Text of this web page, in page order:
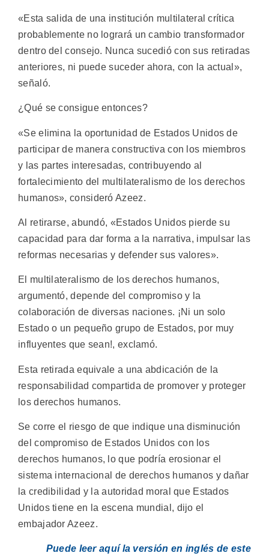
«Esta salida de una institución multilateral crítica
probablemente no logrará un cambio transformador
dentro del consejo. Nunca sucedió con sus retiradas
anteriores, ni puede suceder ahora, con la actual»,
señaló.
¿Qué se consigue entonces?
«Se elimina la oportunidad de Estados Unidos de
participar de manera constructiva con los miembros
y las partes interesadas, contribuyendo al
fortalecimiento del multilateralismo de los derechos
humanos», consideró Azeez.
Al retirarse, abundó, «Estados Unidos pierde su
capacidad para dar forma a la narrativa, impulsar las
reformas necesarias y defender sus valores».
El multilateralismo de los derechos humanos,
argumentó, depende del compromiso y la
colaboración de diversas naciones. ¡Ni un solo
Estado o un pequeño grupo de Estados, por muy
influyentes que sean!, exclamó.
Esta retirada equivale a una abdicación de la
responsabilidad compartida de promover y proteger
los derechos humanos.
Se corre el riesgo de que indique una disminución
del compromiso de Estados Unidos con los
derechos humanos, lo que podría erosionar el
sistema internacional de derechos humanos y dañar
la credibilidad y la autoridad moral que Estados
Unidos tiene en la escena mundial, dijo el
embajador Azeez.
Puede leer aquí la versión en inglés de este